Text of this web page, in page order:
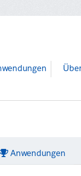
Anwendungen